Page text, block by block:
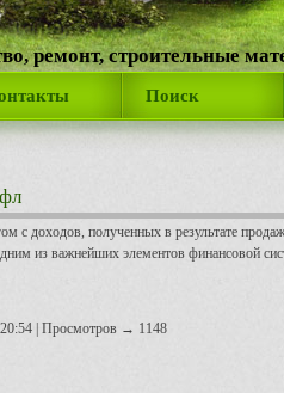
ремонт, строительные
Поиск
с доходов, полученных в результате
из важнейших элементов финансовой
| Просмотров → 1148